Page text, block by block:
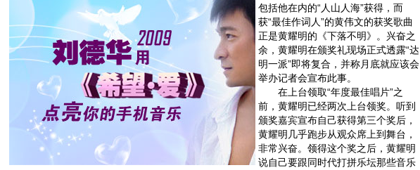
包括他在内的“人山人海”获得，而
获“最佳作词人”的黄伟文的获奖歌曲
正是黄耀明的《下落不明》。兴奋之
余，黄耀明在颁奖礼现场正式透露“达
明一派”即将复合，并称月底就应该会
举办记者会宣布此事。
在上台领取“年度最佳唱片”之
前，黄耀明已经两次上台领奖。听到
颁奖嘉宾宣布自己获得第三个奖后，
黄耀明几乎跑步从观众席上到舞台，
非常兴奋。领得这个奖之后，黄耀明
说自己要跟同时代打拼乐坛那些音乐